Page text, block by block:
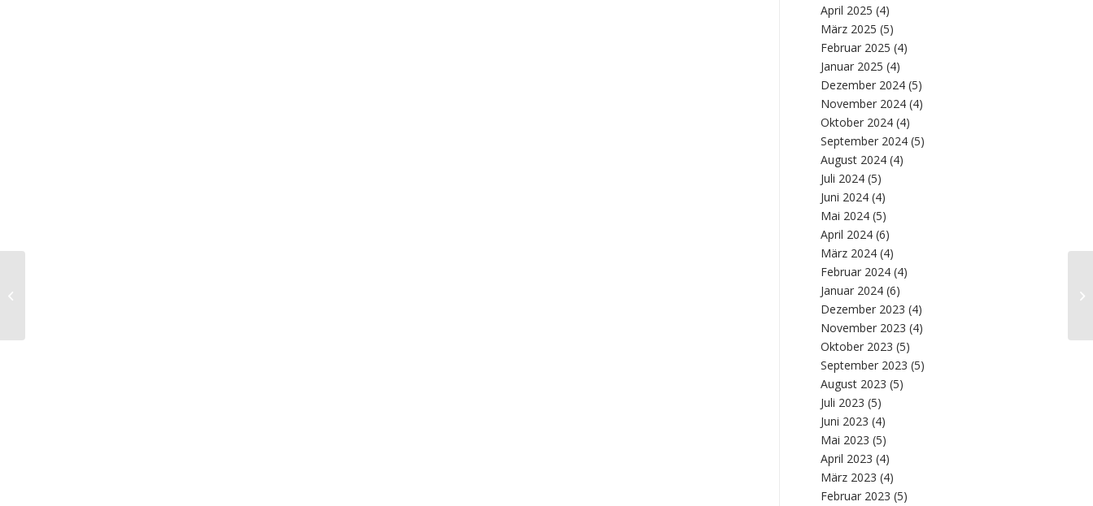
April 2025 (4)
März 2025 (5)
Februar 2025 (4)
Januar 2025 (4)
Dezember 2024 (5)
November 2024 (4)
Oktober 2024 (4)
September 2024 (5)
August 2024 (4)
Juli 2024 (5)
Juni 2024 (4)
Mai 2024 (5)
April 2024 (6)
März 2024 (4)
Februar 2024 (4)
Januar 2024 (6)
Dezember 2023 (4)
November 2023 (4)
Oktober 2023 (5)
September 2023 (5)
August 2023 (5)
Juli 2023 (5)
Juni 2023 (4)
Mai 2023 (5)
April 2023 (4)
März 2023 (4)
Februar 2023 (5)